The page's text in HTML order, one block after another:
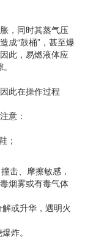
，同时其蒸气压
成“鼓桶”，甚至爆
此，易燃液体应
此在操作过程
意：
；
击、摩擦敏感，
烟雾或有毒气体
或升华，遇明火
炸。